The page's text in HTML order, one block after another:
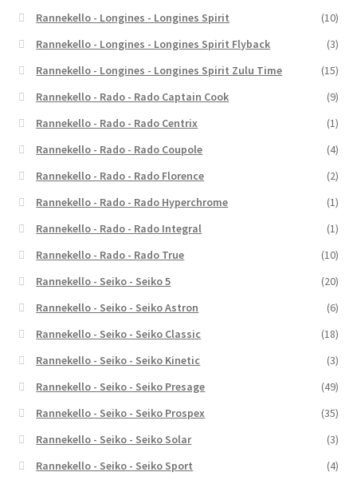
Rannekello - Longines - Longines Spirit
(10)
Rannekello - Longines - Longines Spirit Flyback
(3)
Rannekello - Longines - Longines Spirit Zulu Time
(15)
Rannekello - Rado - Rado Captain Cook
(9)
Rannekello - Rado - Rado Centrix
(1)
Rannekello - Rado - Rado Coupole
(4)
Rannekello - Rado - Rado Florence
(2)
Rannekello - Rado - Rado Hyperchrome
(1)
Rannekello - Rado - Rado Integral
(1)
Rannekello - Rado - Rado True
(10)
Rannekello - Seiko - Seiko 5
(20)
Rannekello - Seiko - Seiko Astron
(6)
Rannekello - Seiko - Seiko Classic
(18)
Rannekello - Seiko - Seiko Kinetic
(3)
Rannekello - Seiko - Seiko Presage
(49)
Rannekello - Seiko - Seiko Prospex
(35)
Rannekello - Seiko - Seiko Solar
(3)
Rannekello - Seiko - Seiko Sport
(4)